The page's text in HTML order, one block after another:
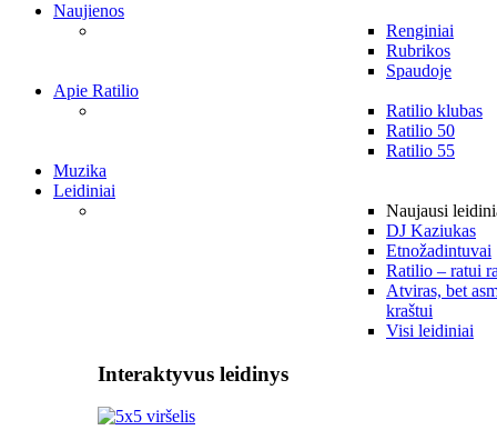
Naujienos
Renginiai
Rubrikos
Spaudoje
Apie Ratilio
Ratilio klubas
Ratilio 50
Ratilio 55
Muzika
Leidiniai
Naujausi
DJ Kaziukas
Etnožadintuvai
Ratilio – ratui
Atviras, bet
kraštui
Visi leidiniai
Interaktyvus leidinys